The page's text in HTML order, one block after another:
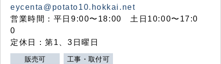
eycenta@potato10.hokkai.net
営業時間：平日9:00〜18:00 土日10:00〜17:0
0
定休日：第1、3日曜日
販売可 工事・取付可